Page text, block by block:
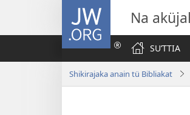
JW.ORG
Na
SUʼTTIA
Shikirajaka anain tü Bibliakat